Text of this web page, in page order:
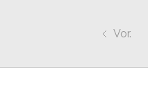
Vor.